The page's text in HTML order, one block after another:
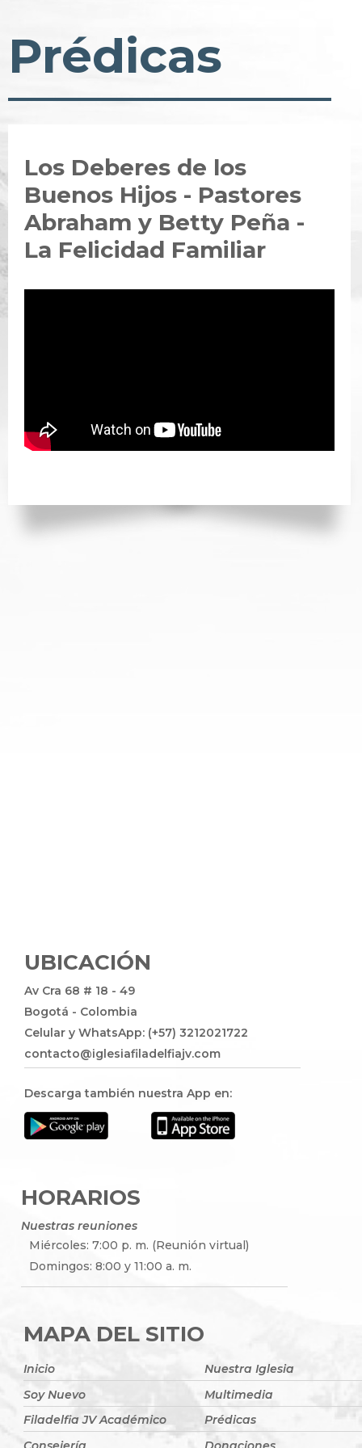
Prédicas
Los Deberes de los
Buenos Hijos - Pastores
Abraham y Betty Peña -
La Felicidad Familiar
UBICACIÓN
Av Cra 68 # 18 - 49
Bogotá - Colombia
Celular y WhatsApp: (+57) 3212021722
contacto@iglesiafiladelfiajv.com
Descarga también nuestra App en:
HORARIOS
Nuestras reuniones
Miércoles: 7:00 p. m. (Reunión virtual)
Domingos: 8:00 y 11:00 a. m.
MAPA DEL SITIO
Inicio
Nuestra Iglesia
Soy Nuevo
Multimedia
Filadelfia JV Académico
Prédicas